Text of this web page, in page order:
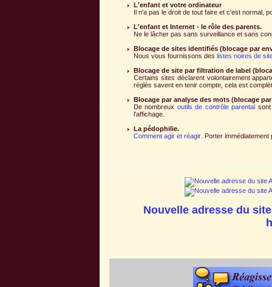
L'enfant et votre ordinateur
Il n'a pas le droit de tout faire et c'est normal,
L'enfant et Internet - le rôle des parents.
Ne le lâcher pas sans surveillance et sans
Blocage de sites identifiés (blocage par
Nous vous fournissons des listes noires de
Blocage de site par filtration de label
Certains sites déclarent volontairement
réglés savent en tenir compte, cela est
Blocage par analyse des mots (blocage
De nombreux outils de contrôle parental
l'affichage.
La pédophilie.
Comment agir et réagir . Porter immédiatement
Nouvelle adresse du